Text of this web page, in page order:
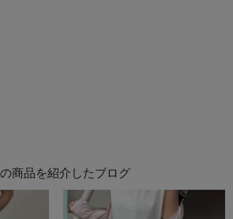
商品を紹介したブログ